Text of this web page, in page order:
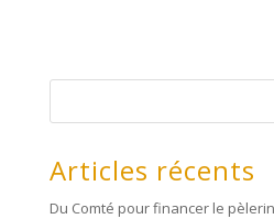
Articles récents
Du Comté pour financer le